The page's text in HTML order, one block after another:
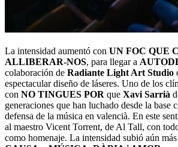
La intensidad aumentó con UN FOC QUE
ALLIBERAR-NOS, para llegar a
colaboración de Radiante Light Art Studio
espectacular diseño de láseres. Uno de los
con NO TINGUES POR que Xavi Sarrià
generaciones que han luchado desde la base
defensa de la música en valencià. En este
al maestro Vicent Torrent, de Al Tall, con
como homenaje. La intensidad subió aún